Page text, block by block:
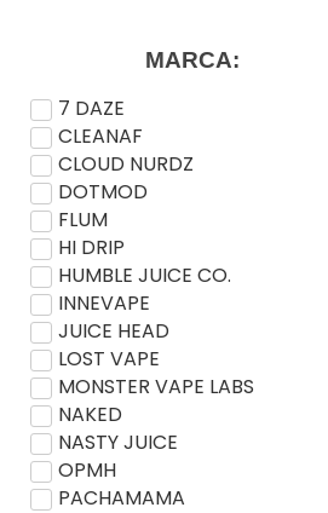
MARCA:
7 DAZE
CLEANAF
CLOUD NURDZ
DOTMOD
FLUM
HI DRIP
HUMBLE JUICE CO.
INNEVAPE
JUICE HEAD
LOST VAPE
MONSTER VAPE LABS
NAKED
NASTY JUICE
OPMH
PACHAMAMA